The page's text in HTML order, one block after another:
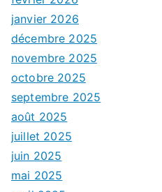
janvier 2026
décembre 2025
novembre 2025
octobre 2025
septembre 2025
août 2025
juillet 2025
juin 2025
mai 2025